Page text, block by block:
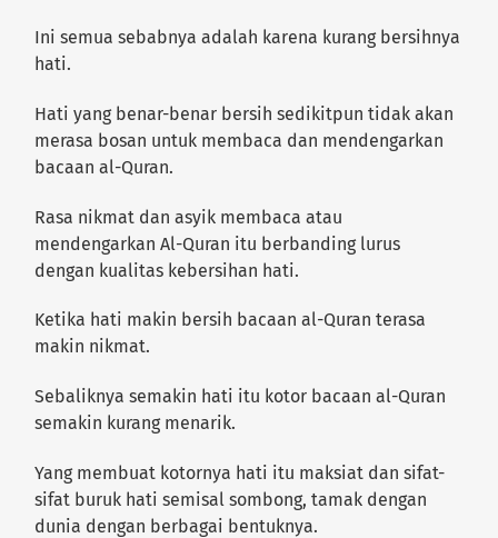
Ini semua sebabnya adalah karena kurang bersihnya
hati.
Hati yang benar-benar bersih sedikitpun tidak akan
merasa bosan untuk membaca dan mendengarkan
bacaan al-Quran.
Rasa nikmat dan asyik membaca atau
mendengarkan Al-Quran itu berbanding lurus
dengan kualitas kebersihan hati.
Ketika hati makin bersih bacaan al-Quran terasa
makin nikmat.
Sebaliknya semakin hati itu kotor bacaan al-Quran
semakin kurang menarik.
Yang membuat kotornya hati itu maksiat dan sifat-
sifat buruk hati semisal sombong, tamak dengan
dunia dengan berbagai bentuknya.